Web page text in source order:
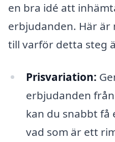
en bra idé att
erbjudanden. Här
till varför detta steg
Prisvariation:
erbjudanden
kan du snabbt
vad som är ett